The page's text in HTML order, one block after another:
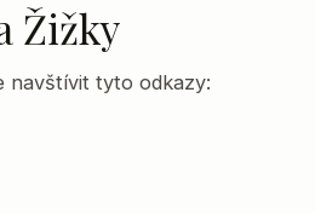
Žižky
navštívit tyto odkazy: